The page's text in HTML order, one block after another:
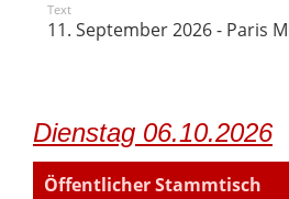
Text
11. September 2026 - Paris
Dienstag 06.10.2026
Öffentlicher Stammtisch